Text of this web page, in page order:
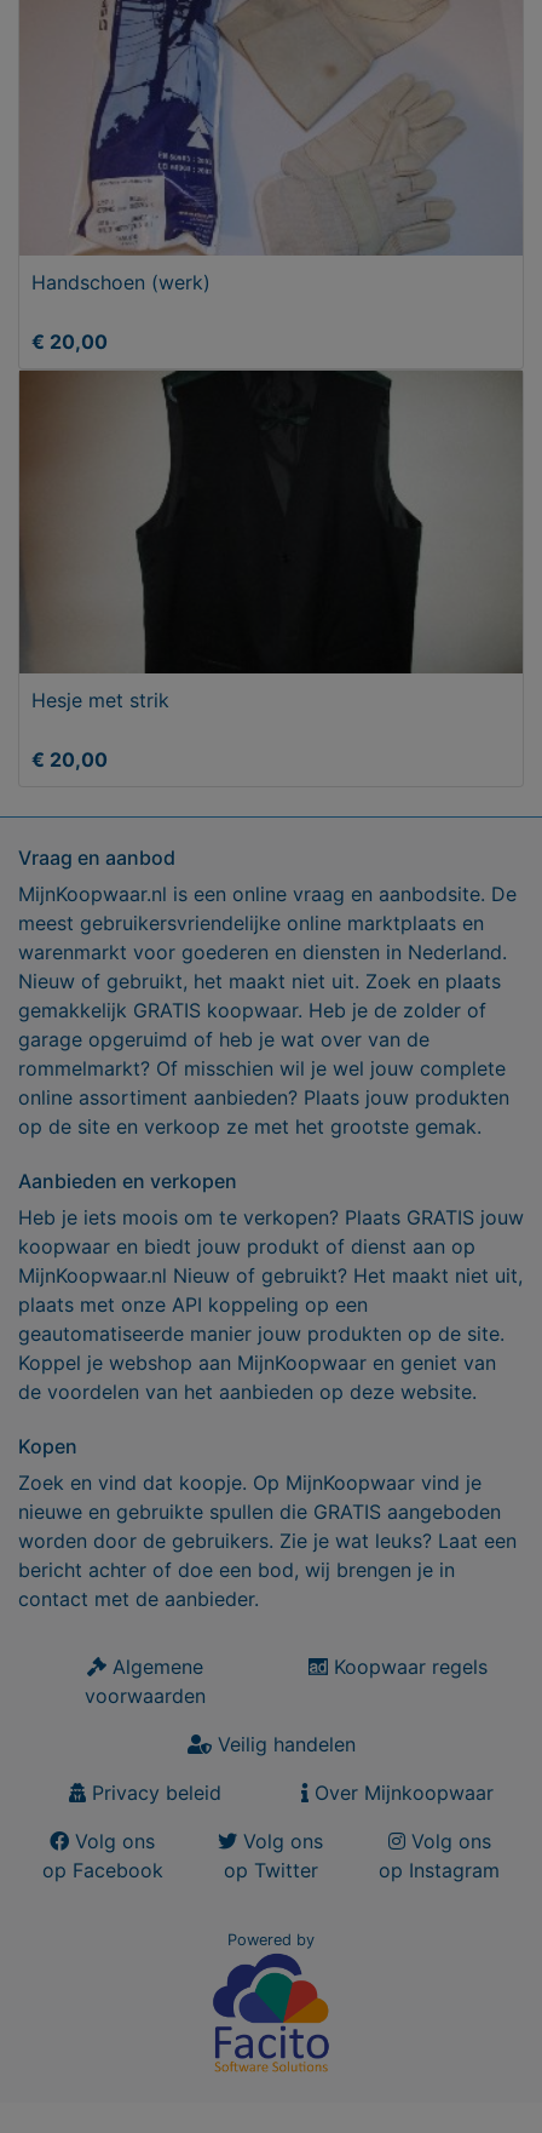
Handschoen (werk)
€ 20,00
Hesje met strik
€ 20,00
Vraag en aanbod
MijnKoopwaar.nl is een online vraag en aanbodsite. De
meest gebruikersvriendelijke online marktplaats en
warenmarkt voor goederen en diensten in Nederland.
Nieuw of gebruikt, het maakt niet uit. Zoek en plaats
gemakkelijk GRATIS koopwaar. Heb je de zolder of
garage opgeruimd of heb je wat over van de
rommelmarkt? Of misschien wil je wel jouw complete
online assortiment aanbieden? Plaats jouw produkten
op de site en verkoop ze met het grootste gemak.
Aanbieden en verkopen
Heb je iets moois om te verkopen? Plaats GRATIS jouw
koopwaar en biedt jouw produkt of dienst aan op
MijnKoopwaar.nl Nieuw of gebruikt? Het maakt niet uit,
plaats met onze API koppeling op een
geautomatiseerde manier jouw produkten op de site.
Koppel je webshop aan MijnKoopwaar en geniet van
de voordelen van het aanbieden op deze website.
Kopen
Zoek en vind dat koopje. Op MijnKoopwaar vind je
nieuwe en gebruikte spullen die GRATIS aangeboden
worden door de gebruikers. Zie je wat leuks? Laat een
bericht achter of doe een bod, wij brengen je in
contact met de aanbieder.
Algemene
voorwaarden
Koopwaar regels
Veilig handelen
Privacy beleid
Over Mijnkoopwaar
Volg ons
op Facebook
Volg ons
op Twitter
Volg ons
op Instagram
Powered by